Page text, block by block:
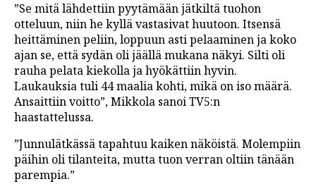
”Se mitä lähdettiin pyytämään jätkiltä tuohon
otteluun, niin he kyllä vastasivat huutoon. Itsensä
heittäminen peliin, loppuun asti pelaaminen ja koko
ajan se, että sydän oli jäällä mukana näkyi. Silti oli
rauha pelata kiekolla ja hyökättiin hyvin.
Laukauksia tuli 44 maalia kohti, mikä on iso määrä.
Ansaittiin voitto”, Mikkola sanoi TV5:n
haastattelussa.
”Junnulätkässä tapahtuu kaiken näköistä. Molempiin
päihin oli tilanteita, mutta tuon verran oltiin tänään
parempia.”